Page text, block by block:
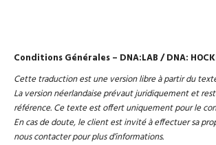
Conditions Générales – DNA:LAB / DNA:
Cette traduction est une version libre à partir du
La version néerlandaise prévaut juridiquement et
référence. Ce texte est offert uniquement pour le
En cas de doute, le client est invité à effectuer sa
nous contacter pour plus d’informations.